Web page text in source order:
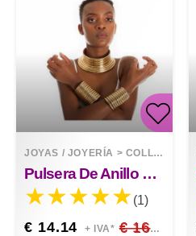
JOYAS / JOYERÍA > COLLARES
Pulsera De Anillo De Manos De Collar De Reina Africana
(1)
€ 14.14 + IVA* € 16.64